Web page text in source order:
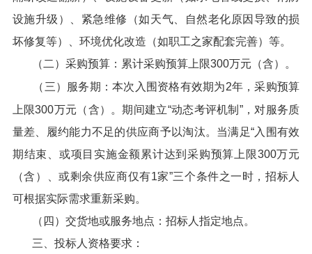
设施升级）、紧急维修（如天气、自然老化原因导致的损
坏修复等）、环境优化改造（如职工之家配套完善）等。
（二）采购预算：累计采购预算上限300万元（含）。
（三）服务期：本次入围资格有效期为2年，采购预算
上限300万元（含）。期间建立“动态考评机制”，对服务质
量差、履约能力不足的供应商予以淘汰。当满足“入围有效
期结束、或项目实施金额累计达到采购预算上限300万元
（含）、或剩余供应商仅有1家”三个条件之一时，招标人
可根据实际需求重新采购。
（四）交货地或服务地点：招标人指定地点。
三、投标人资格要求：